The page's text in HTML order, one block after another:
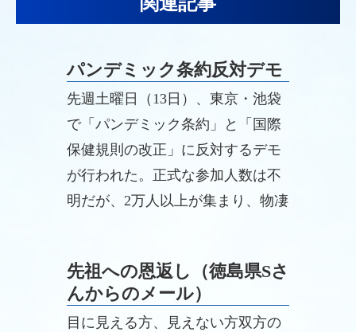
パンデミック条約反対デモ
先週土曜日（13日）、東京・池袋
で「パンデミック条約」と「国際
保健規則の改正」に反対するデモ
が行われた。正式な参加人数は不
明だが、2万人以上が集まり、物凄
先祖への恩返し（徳島県Sさ
んからのメール）
目に見える方、見えない方双方の